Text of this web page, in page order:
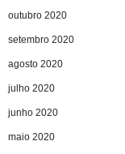
outubro 2020
setembro 2020
agosto 2020
julho 2020
junho 2020
maio 2020